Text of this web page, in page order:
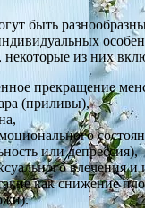
быть
из них
прекращение
(приливы),
или депрессия),
влечения и
как снижение